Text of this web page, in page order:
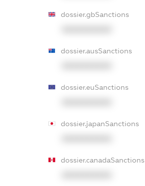
dossier.gbSanctions
dossier.ausSanctions
dossier.euSanctions
dossier.japanSanctions
dossier.canadaSanctions